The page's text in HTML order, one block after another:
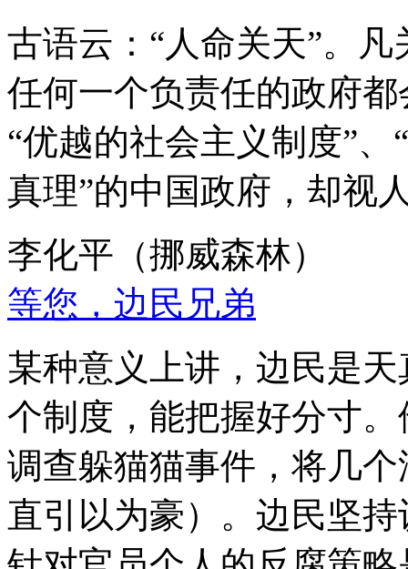
古语云：“人命关天”。
任何一个负责任的政府
“优越的社会主义制度”
真理”的中国政府，却视
李化平（挪威森林）
等您，边民兄弟
某种意义上讲，边民是
个制度，能把握好分寸
调查躲猫猫事件，将几
直引以为豪）。边民坚